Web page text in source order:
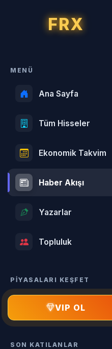
FRX
MENÜ
Ana Sayfa
Tüm Hisseler
Ekonomik Takvim
Haber Akışı
Yazarlar
Topluluk
PİYASALARI KEŞFET
VIP OL
SON KATILANLAR